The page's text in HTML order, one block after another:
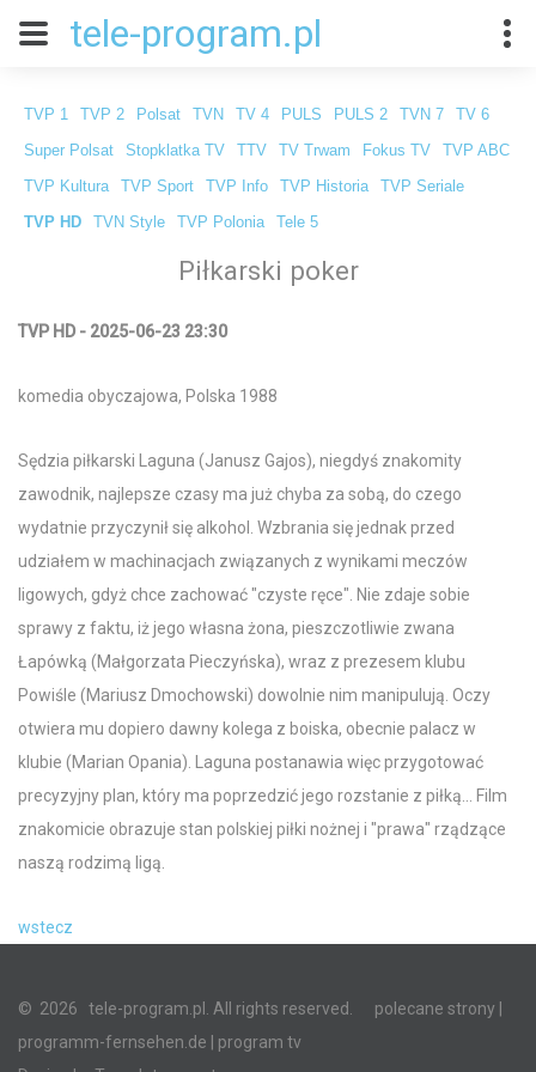
tele-program.pl
TVP 1 TVP 2 Polsat TVN TV 4 PULS PULS 2 TVN 7 TV 6
Super Polsat Stopklatka TV TTV TV Trwam Fokus TV TVP ABC
TVP Kultura TVP Sport TVP Info TVP Historia TVP Seriale
TVP HD TVN Style TVP Polonia Tele 5
Piłkarski poker
TVP HD - 2025-06-23 23:30
komedia obyczajowa, Polska 1988
Sędzia piłkarski Laguna (Janusz Gajos), niegdyś znakomity
zawodnik, najlepsze czasy ma już chyba za sobą, do czego
wydatnie przyczynił się alkohol. Wzbrania się jednak przed
udziałem w machinacjach związanych z wynikami meczów
ligowych, gdyż chce zachować "czyste ręce". Nie zdaje sobie
sprawy z faktu, iż jego własna żona, pieszczotliwie zwana
Łapówką (Małgorzata Pieczyńska), wraz z prezesem klubu
Powiśle (Mariusz Dmochowski) dowolnie nim manipulują. Oczy
otwiera mu dopiero dawny kolega z boiska, obecnie palacz w
klubie (Marian Opania). Laguna postanawia więc przygotować
precyzyjny plan, który ma poprzedzić jego rozstanie z piłką... Film
znakomicie obrazuje stan polskiej piłki nożnej i "prawa" rządzące
naszą rodzimą ligą.
wstecz
© 2026 tele-program.pl. All rights reserved. polecane strony
programm-fernsehen.de | program tv